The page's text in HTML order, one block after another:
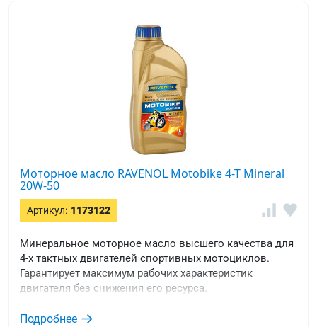
Моторное масло RAVENOL Motobike 4-T Mineral
20W-50
Артикул: 1173122
Минеральное моторное масло высшего качества для
4-х тактных двигателей спортивных мотоциклов.
Гарантирует максимум рабочих характеристик
двигателя без снижения его ресурса.
Подробнее